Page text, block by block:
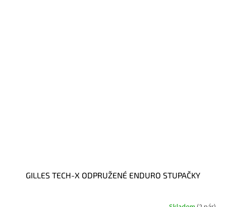
GILLES TECH-X ODPRUŽENÉ ENDURO STUPAČKY